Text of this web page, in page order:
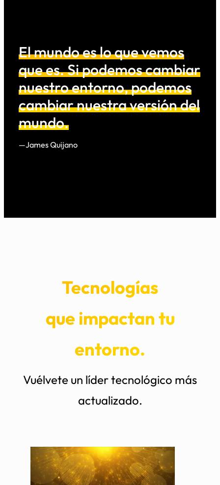
El mundo es lo que vemos
que es. Si podemos cambiar
nuestro entorno, podemos
cambiar nuestra versión del
mundo.
—James Quijano
Tecnologías
que impactan tu
entorno.
Vuélvete un líder tecnológico más
actualizado.